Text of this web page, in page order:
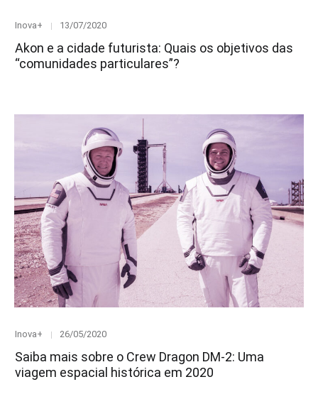
Category
Inova+
Posted
13/07/2020
Akon e a cidade futurista: Quais os objetivos das
“comunidades particulares”?
Category
Inova+
Posted
26/05/2020
Saiba mais sobre o Crew Dragon DM-2: Uma
viagem espacial histórica em 2020